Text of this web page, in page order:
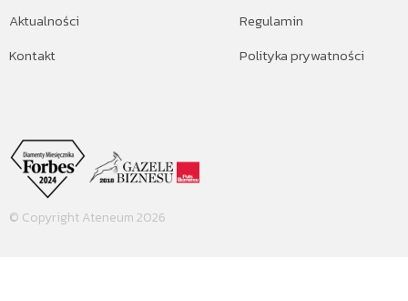
Aktualności
Kontakt
Regulamin
Polityka prywatności
© Copyright Ateneum 2026